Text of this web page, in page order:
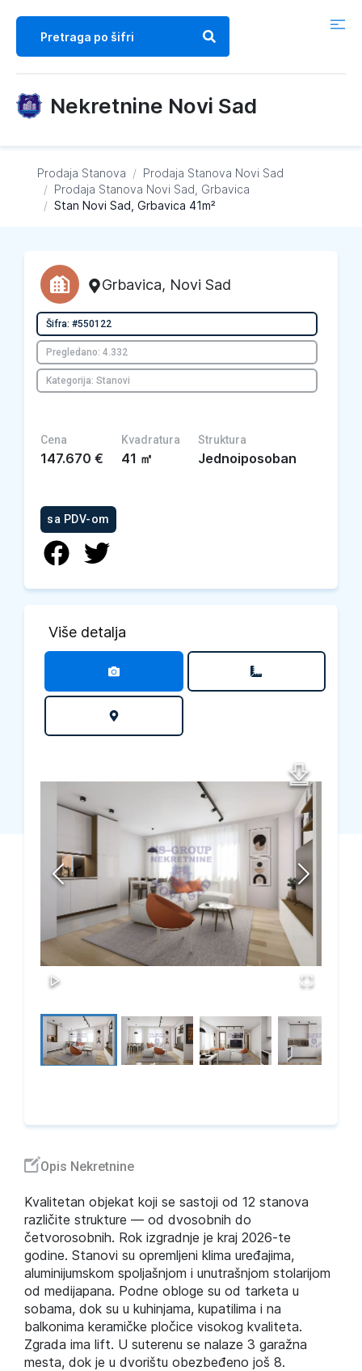
Nekretnine Novi Sad
Prodaja Stanova / Prodaja Stanova Novi Sad
/ Prodaja Stanova Novi Sad, Grbavica
/ Stan Novi Sad, Grbavica 41m²
Grbavica, Novi Sad
Šifra: #550122
Pregledano: 4.332
Kategorija: Stanovi
Cena
147.670 €
Kvadratura
41 ㎡
Struktura
Jednoiposoban
sa PDV-om
Više detalja
Opis Nekretnine
Kvalitetan objekat koji se sastoji od 12 stanova
različite strukture — od dvosobnih do
četvorosobnih. Rok izgradnje je kraj 2026-te
godine. Stanovi su opremljeni klima uređajima,
aluminijumskom spoljašnjom i unutrašnjom stolarijom
od medijapana. Podne obloge su od tarketa u
sobama, dok su u kuhinjama, kupatilima i na
balkonima keramičke pločice visokog kvaliteta.
Zgrada ima lift. U suterenu se nalaze 3 garažna
mesta, dok je u dvorištu obezbeđeno još 8.